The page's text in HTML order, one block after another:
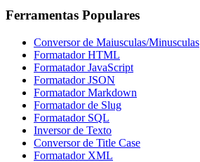
Ferramentas Populares
Conversor de Maiusculas/Minusculas
Formatador HTML
Formatador JavaScript
Formatador JSON
Formatador Markdown
Formatador de Slug
Formatador SQL
Inversor de Texto
Conversor de Title Case
Formatador XML